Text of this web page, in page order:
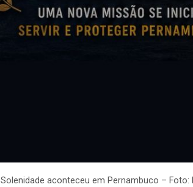
Solenidade aconteceu em Pernambuco – Foto: